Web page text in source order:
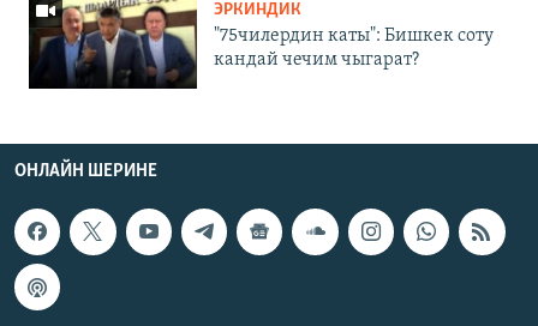
ЭРКИНДИК
"75чилердин каты": Бишкек соту
кандай чечим чыгарат?
ОНЛАЙН ШЕРИНЕ